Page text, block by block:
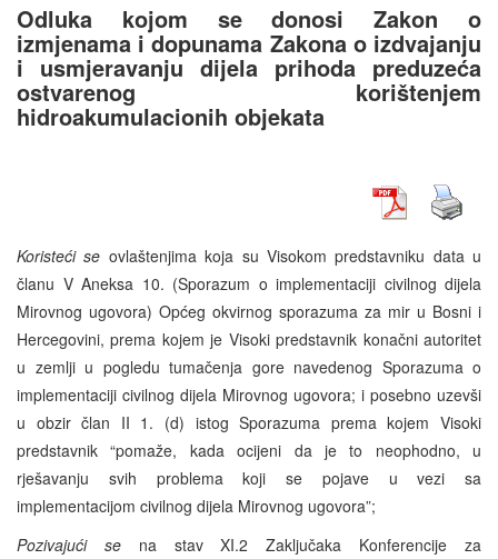
Odluka kojom se donosi Zakon o
izmjenama i dopunama Zakona o izdvajanju
i usmjeravanju dijela prihoda preduzeća
ostvarenog korištenjem
hidroakumulacionih objekata
Koristeći se ovlaštenjima koja su Visokom predstavniku data u
članu V Aneksa 10. (Sporazum o implementaciji civilnog dijela
Mirovnog ugovora) Općeg okvirnog sporazuma za mir u Bosni i
Hercegovini, prema kojem je Visoki predstavnik konačni autoritet
u zemlji u pogledu tumačenja gore navedenog Sporazuma o
implementaciji civilnog dijela Mirovnog ugovora; i posebno uzevši
u obzir član II 1. (d) istog Sporazuma prema kojem Visoki
predstavnik “pomaže, kada ocijeni da je to neophodno, u
rješavanju svih problema koji se pojave u vezi sa
implementacijom civilnog dijela Mirovnog ugovora”;
Pozivajući sena stav XI.2 Zaključaka Konferencije za